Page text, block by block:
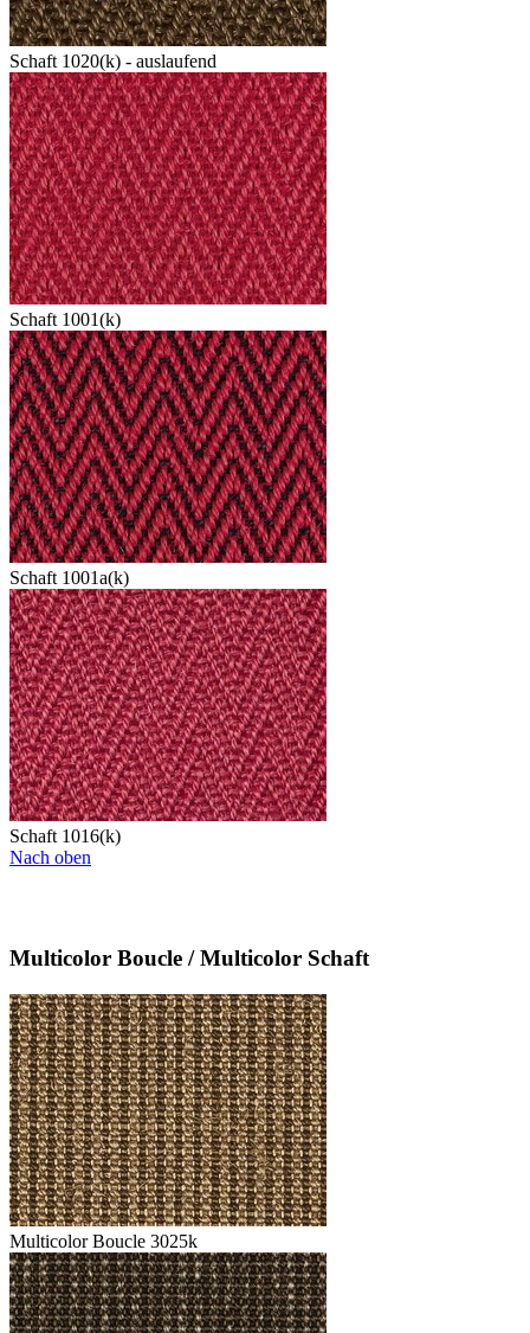
Schaft 1020(k) - auslaufend
Schaft 1001(k)
Schaft 1001a(k)
Schaft 1016(k)
Nach oben
Multicolor Boucle / Multicolor Schaft
Multicolor Boucle 3025k